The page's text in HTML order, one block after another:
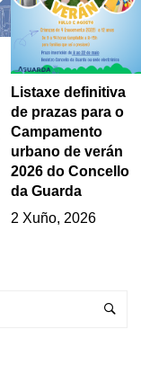
Listaxe definitiva
de prazas para o
Campamento
urbano de verán
2026 do Concello
da Guarda
2 Xuño, 2026